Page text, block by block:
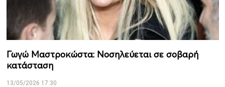
Γωγώ Μαστροκώστα: Νοσηλεύεται σε σοβαρή
κατάσταση
13/05/2026 17:30